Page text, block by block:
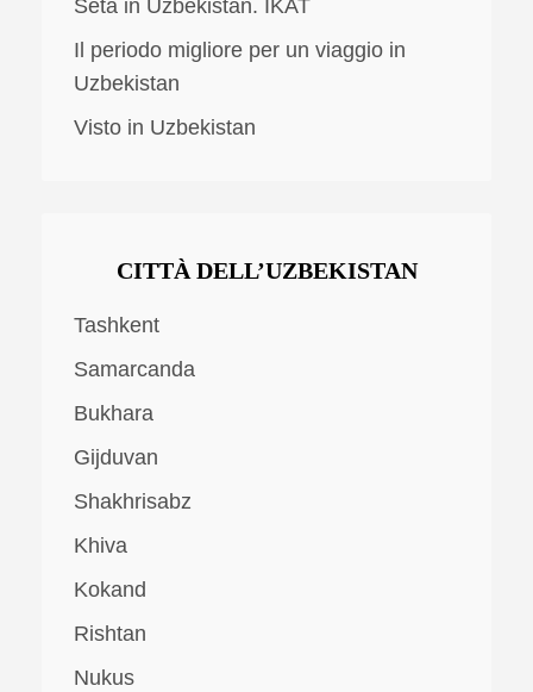
Seta in Uzbekistan. IKAT
Il periodo migliore per un viaggio in
Uzbekistan
Visto in Uzbekistan
CITTÀ DELL’UZBEKISTAN
Tashkent
Samarcanda
Bukhara
Gijduvan
Shakhrisabz
Khiva
Kokand
Rishtan
Nukus